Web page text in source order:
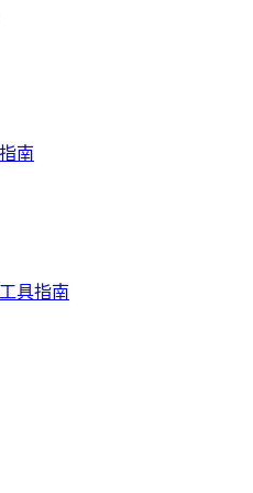
南
具指南